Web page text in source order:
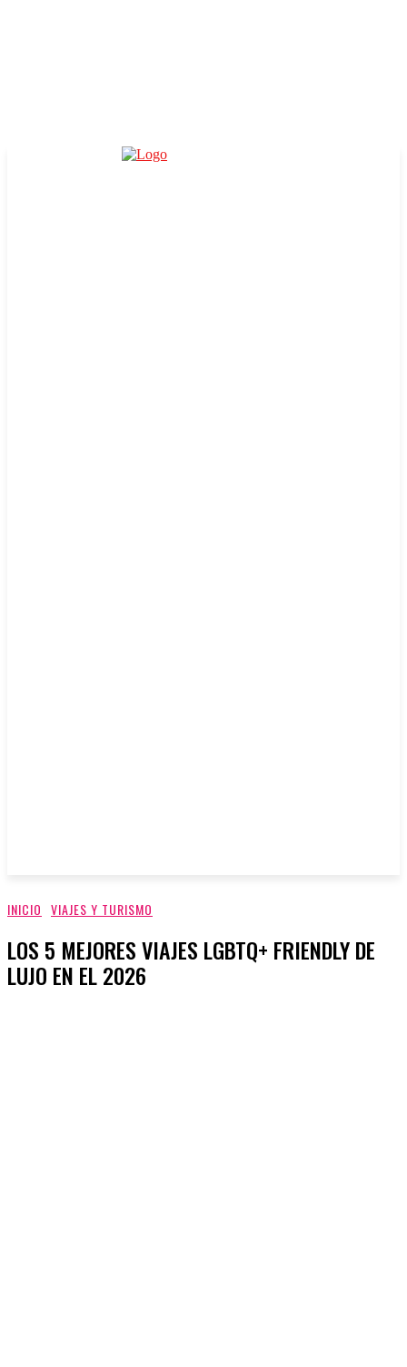
INICIO VIAJES Y TURISMO
LOS 5 MEJORES VIAJES LGBTQ+ FRIENDLY DE
LUJO EN EL 2026